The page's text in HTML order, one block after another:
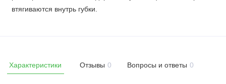
втягиваются внутрь губки.
Характеристики Отзывы 0 Вопросы и ответы 0